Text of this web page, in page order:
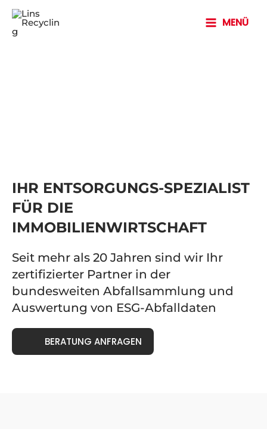
Zum
Inhalt
MENÜ
IHR ENTSORGUNGS-SPEZIALIST
FÜR DIE
IMMOBILIENWIRTSCHAFT
Seit mehr als 20 Jahren sind wir Ihr
zertifizierter Partner in der
bundesweiten Abfallsammlung und
Auswertung von ESG-Abfalldaten
BERATUNG ANFRAGEN